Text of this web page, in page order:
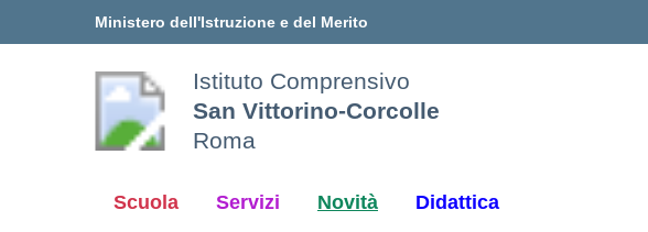
Ministero dell'Istruzione e del Merito
Istituto Comprensivo
San Vittorino-Corcolle
Roma
Scuola Servizi Novità Didattica